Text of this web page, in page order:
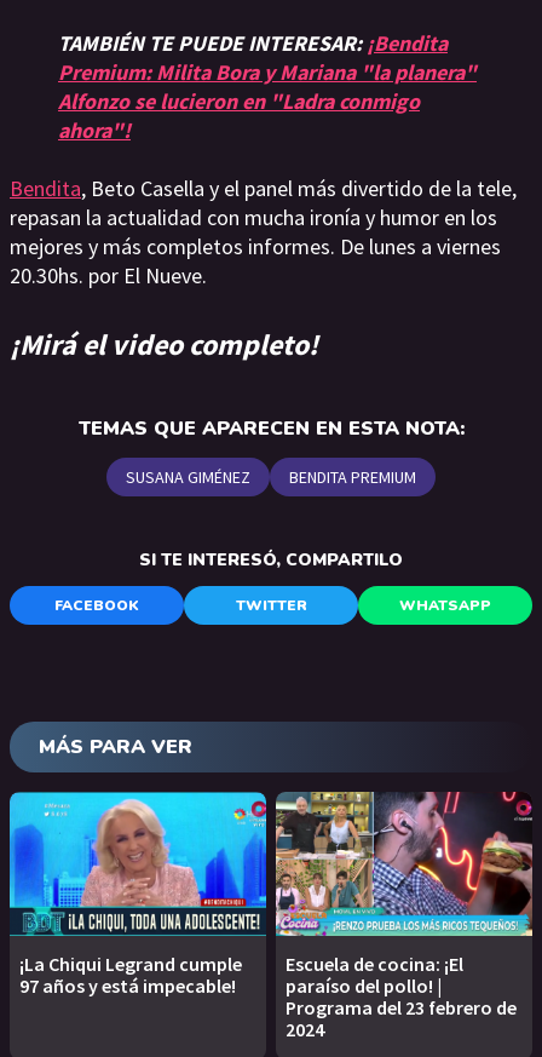
TAMBIÉN TE PUEDE INTERESAR:¡Bendita
Premium: Milita Bora y Mariana "la planera"
Alfonzo se lucieron en "Ladra conmigo
ahora"!
Bendita, Beto Casella y el panel más divertido de la tele,
repasan la actualidad con mucha ironía y humor en los
mejores y más completos informes. De lunes a viernes
20.30hs. por El Nueve.
¡Mirá el video completo!
TEMAS QUE APARECEN EN ESTA NOTA:
SUSANA GIMÉNEZ BENDITA PREMIUM
SI TE INTERESÓ, COMPARTILO
FACEBOOK TWITTER WHATSAPP
MÁS PARA VER
¡La Chiqui Legrand cumple
97 años y está impecable!
Escuela de cocina: ¡El
paraíso del pollo! |
Programa del 23 febrero de
2024